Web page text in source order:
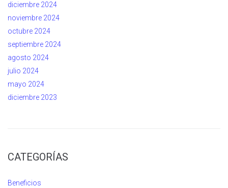
diciembre 2024
noviembre 2024
octubre 2024
septiembre 2024
agosto 2024
julio 2024
mayo 2024
diciembre 2023
CATEGORÍAS
Beneficios